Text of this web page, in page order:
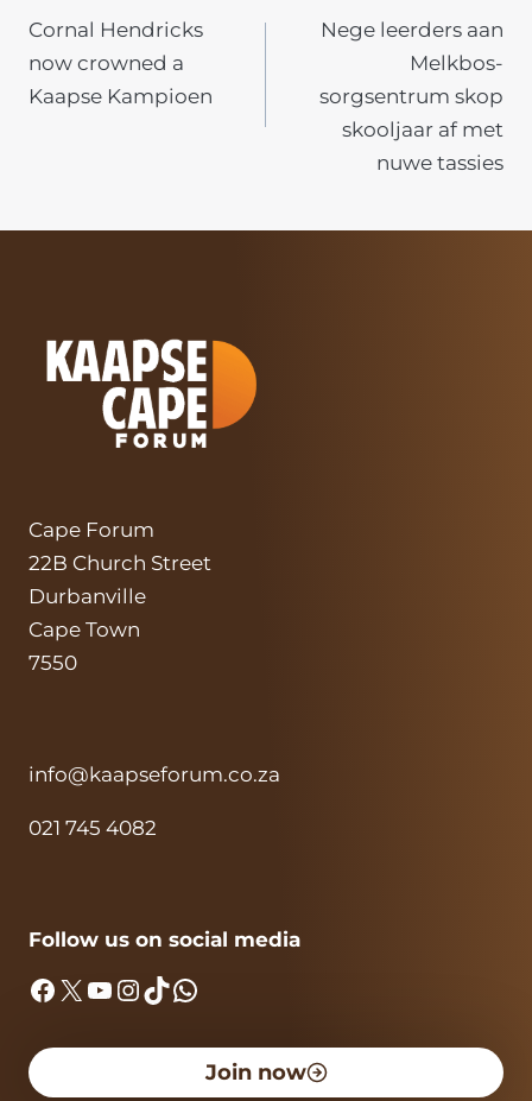
NAVIGATION
Cornal Hendricks
now crowned a
Kaapse Kampioen
Nege leerders aan
Melkbos-
sorgsentrum skop
skooljaar af met
nuwe tassies
Cape Forum
22B Church Street
Durbanville
Cape Town
7550
info@kaapseforum.co.za
021 745 4082
Follow us on social media
Facebook
X YouTube
Instagram
TikTok
WhatsApp
Join now